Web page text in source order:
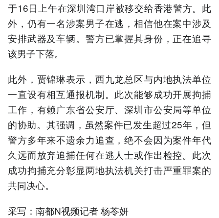
于16日上午在深圳湾口岸被移交给香港警方。此
外，仍有一名涉案男子在逃，相信他在案中涉及
安排武器及车辆。警方已掌握其身份，正在追寻
该男子下落。
此外，贾锦琳表示，西九龙总区与内地执法单位
一直设有相互通报机制。此次能够成功开展拘捕
工作，有赖广东省公安厅、深圳市公安局等单位
的协助。其强调，虽然案件已发生超过25年，但
警方多年来不遗余力追查，绝不会因为案件年代
久远而放弃追捕任何在逃人士或作出检控。此次
成功拘捕充分彰显两地执法机关打击严重罪案的
共同决心。
采写：南都N视频记者 杨苓妍